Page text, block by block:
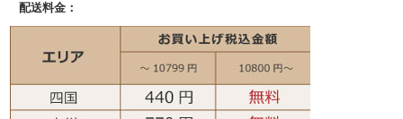
配送料金：